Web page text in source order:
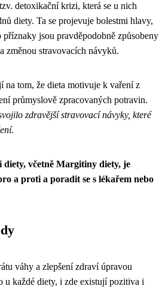
detoxikační krizi, která se u nich
diety. Ta se projevuje bolestmi hlavy,
jsou pravděpodobně způsobeny
změnou stravovacích návyků.
na tom, že dieta motivuje k vaření z
průmyslově zpracovaných potravin.
zdravější stravovací návyky, které
včetně Margitiny diety, je
a proti a poradit se s lékařem nebo
váhy a zlepšení zdraví úpravou
u každé diety, i zde existují pozitiva i